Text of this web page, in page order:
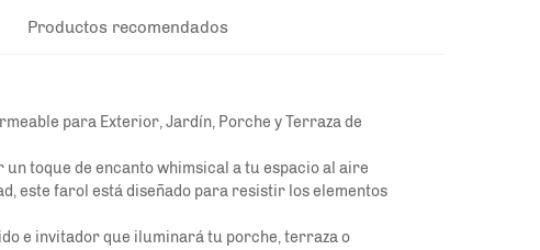
Productos recomendados
para Exterior, Jardín, Porche y Terraza de
toque de encanto whimsical a tu espacio al aire
este farol está diseñado para resistir los elementos
e invitador que iluminará tu porche, terraza o